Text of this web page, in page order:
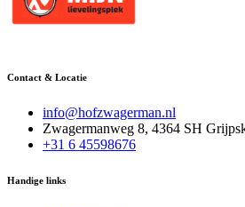
Contact & Locatie
info@hofzwagerman.nl
Zwagermanweg 8, 4364 SH
+31 6 45598676
Handige links